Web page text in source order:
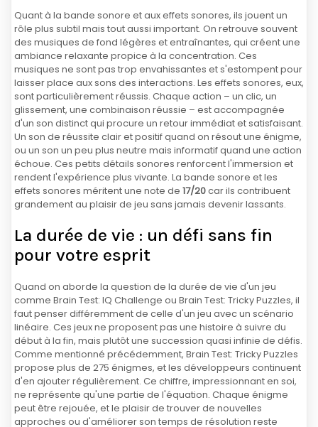
Quant à la bande sonore et aux effets sonores, ils jouent un
rôle plus subtil mais tout aussi important. On retrouve souvent
des musiques de fond légères et entraînantes, qui créent une
ambiance relaxante propice à la concentration. Ces
musiques ne sont pas trop envahissantes et s'estompent pour
laisser place aux sons des interactions. Les effets sonores, eux,
sont particulièrement réussis. Chaque action – un clic, un
glissement, une combinaison réussie – est accompagnée
d'un son distinct qui procure un retour immédiat et satisfaisant.
Un son de réussite clair et positif quand on résout une énigme,
ou un son un peu plus neutre mais informatif quand une action
échoue. Ces petits détails sonores renforcent l'immersion et
rendent l'expérience plus vivante. La bande sonore et les
effets sonores méritent une note de 17/20car ils contribuent
grandement au plaisir de jeu sans jamais devenir lassants.
La durée de vie : un défi sans fin
pour votre esprit
Quand on aborde la question de la durée de vie d'un jeu
comme Brain Test: IQ Challenge ou Brain Test: Tricky Puzzles, il
faut penser différemment de celle d'un jeu avec un scénario
linéaire. Ces jeux ne proposent pas une histoire à suivre du
début à la fin, mais plutôt une succession quasi infinie de défis.
Comme mentionné précédemment, Brain Test: Tricky Puzzles
propose plus de 275 énigmes, et les développeurs continuent
d'en ajouter régulièrement. Ce chiffre, impressionnant en soi,
ne représente qu'une partie de l'équation. Chaque énigme
peut être rejouée, et le plaisir de trouver de nouvelles
approches ou d'améliorer son temps de résolution reste